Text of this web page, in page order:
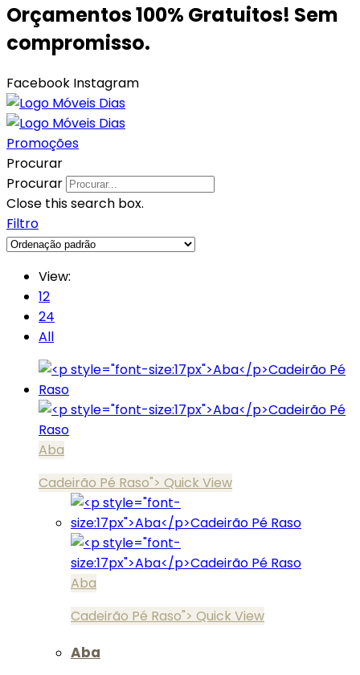
Orçamentos 100% Gratuitos! Sem
compromisso.
Facebook Instagram
Promoções
Procurar
Procurar
Close this search box.
Filtro
View:
12
24
All
Aba
Cadeirão Pé Raso"> Quick View
Aba
Cadeirão Pé Raso"> Quick View
Aba